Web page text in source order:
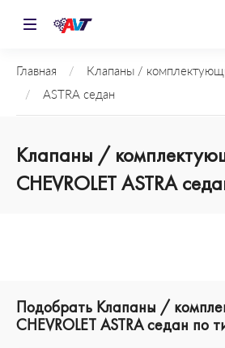
Главная / Клапаны /
/
ASTRA седан
Клапаны /
CHEVROLET ASTRA
Подобрать Клапаны /
CHEVROLET ASTRA седан по